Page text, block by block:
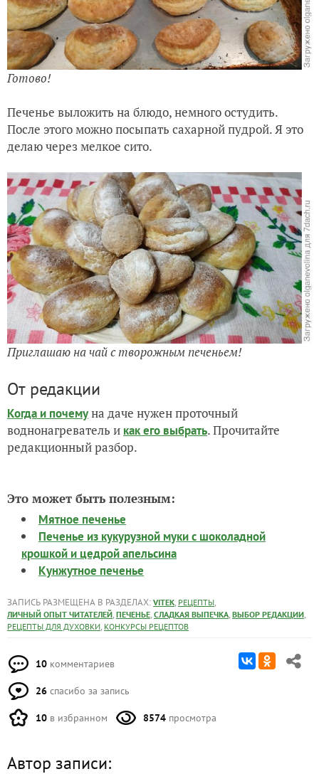
Готово!
Печенье выложить на блюдо, немного остудить.
После этого можно посыпать сахарной пудрой. Я это
делаю через мелкое сито.
Приглашаю на чай с творожным печеньем!
От редакции
Когда и почемуна даче нужен проточный
воднонагреватель и как его выбрать. Прочитайте
редакционный разбор.
Это может быть полезным:
Мятное печенье
Печенье из кукурузной муки с шоколадной
крошкой и цедрой апельсина
Кунжутное печенье
ЗАПИСЬ РАЗМЕЩЕНА В РАЗДЕЛАХ: VITEK, РЕЦЕПТЫ,
ЛИЧНЫЙ ОПЫТ ЧИТАТЕЛЕЙ, ПЕЧЕНЬЕ, СЛАДКАЯ ВЫПЕЧКА, ВЫБОР РЕДАКЦИИ,
РЕЦЕПТЫ ДЛЯ ДУХОВКИ, КОНКУРСЫ РЕЦЕПТОВ
10 комментариев
26 спасибо за запись
10 в избранном 8574 просмотра
Автор записи: